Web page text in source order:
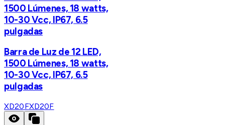
1500 Lúmenes, 18 watts,
10-30 Vcc, IP67, 6.5
pulgadas
Barra de Luz de 12 LED,
1500 Lúmenes, 18 watts,
10-30 Vcc, IP67, 6.5
pulgadas
XD20FXD20F